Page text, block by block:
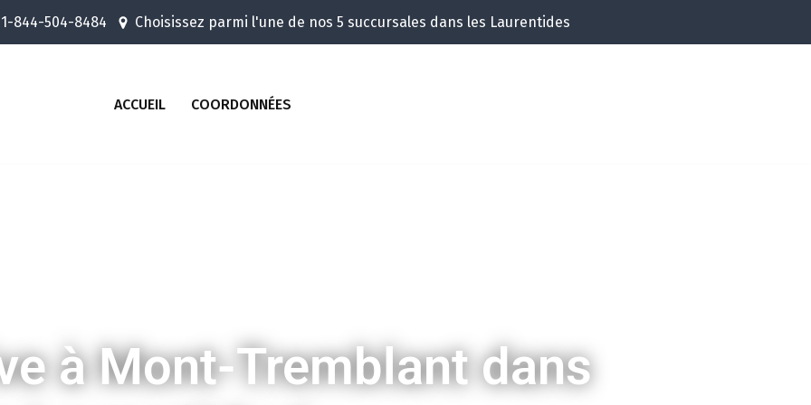
1-844-504-8484 Choisissez parmi l'une de nos 5 succursales dans les Laurentides
ACCUEIL COORDONNÉES
à Mont-Tremblant dans